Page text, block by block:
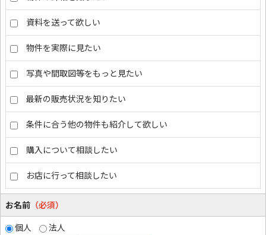
資料を送って欲しい
物件を実際に見たい
写真や間取図等をもっと見たい
最新の販売状況を知りたい
条件に合う他の物件も紹介して欲しい
購入について相談したい
お店に行って相談したい
お名前 （必須）
個人
法人